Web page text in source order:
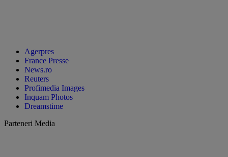
Agerpres
France Presse
News.ro
Reuters
Profimedia Images
Inquam Photos
Dreamstime
Parteneri Media